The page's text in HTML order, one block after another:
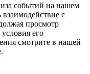
событий на нашем
взаимодействие с
просмотр
его
смотрите в нашей
.